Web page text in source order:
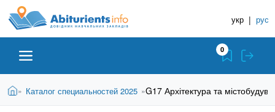
A
b
i
о
в
д
н
укр | рус
Абітурієнту
0
ВГоловна
» Каталог специальностей 2025 »G17 Архітектура та